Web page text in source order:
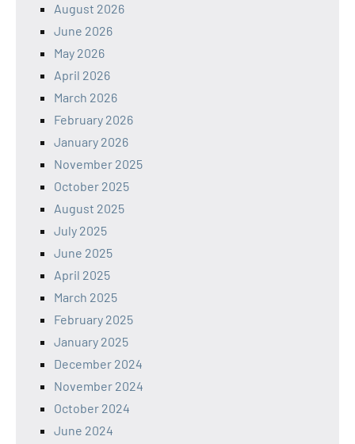
August 2026
June 2026
May 2026
April 2026
March 2026
February 2026
January 2026
November 2025
October 2025
August 2025
July 2025
June 2025
April 2025
March 2025
February 2025
January 2025
December 2024
November 2024
October 2024
June 2024